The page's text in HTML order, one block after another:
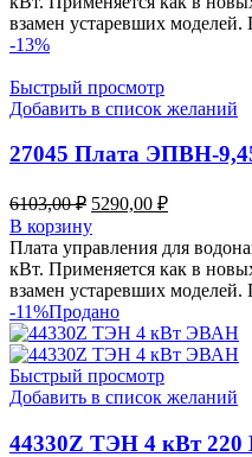
взамен устаревших моделей.
-13%
Быстрый просмотр
Добавить в список желаний
27045 Плата ЭПВН-
6103,00₽ Первоначальная
цена
составляла
6103,00 ₽.
5290,00 ₽Текущая
5290,00 ₽.
В корзину
Плата управления для
кВт. Применяется как в
взамен устаревших моделей.
-11%Продано
Быстрый просмотр
Добавить в список желаний
44330Z ТЭН 4 кВт